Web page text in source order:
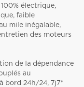
électrique,
faible
mile inégalable,
des moteurs
de la dépendance
au
bord 24h/24, 7j7*